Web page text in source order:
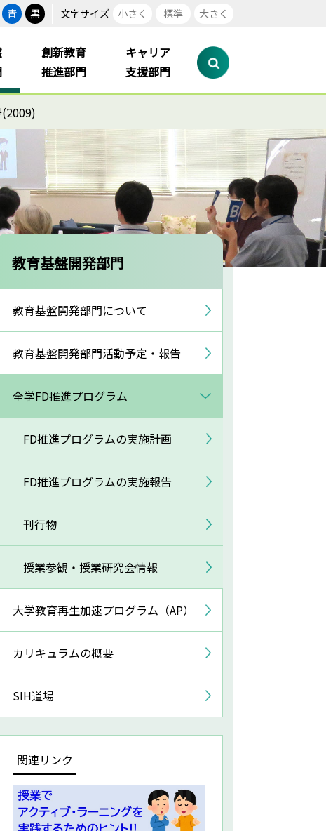
青 黒 文字サイズ 小さく 標準 大きく
創新教育
推進部門
キャリア
支援部門
教育基盤開発部門
教育基盤開発部門について
教育基盤開発部門活動予定・報告
全学FD推進プログラム
FD推進プログラムの実施計画
FD推進プログラムの実施報告
刊行物
授業参観・授業研究会情報
大学教育再生加速プログラム（AP）
カリキュラムの概要
SIH道場
関連リンク